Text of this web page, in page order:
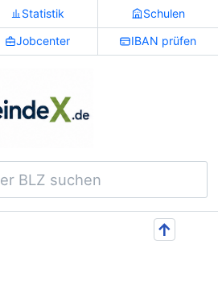
Statistik Schulen
Jobcenter IBAN prüfen
↑